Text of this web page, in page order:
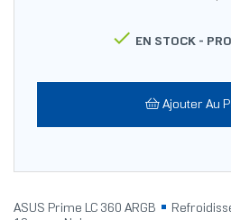
 EN STOCK -
Ajouter Au
ASUS Prime LC 360 ARGB